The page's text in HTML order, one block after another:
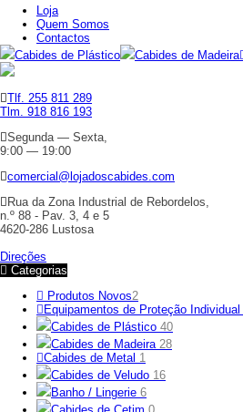
Loja
Quem Somos
Contactos
Cabides de Plástico
Cabides de Madeira
Tlf. 255 811 289
Tlm. 918 816 193
Segunda — Sexta,
9:00 — 19:00
comercial@lojadoscabides.com
Rua da Zona Industrial de Rebordelos,
n.º 88 - Pav. 3, 4 e 5
4620-286 Lustosa
Direções
Categorias
Produtos Novos2
Equipamentos de Proteção Individual
Cabides de Plástico 40
Cabides de Madeira 28
Cabides de Metal 1
Cabides de Veludo 16
Banho / Lingerie 6